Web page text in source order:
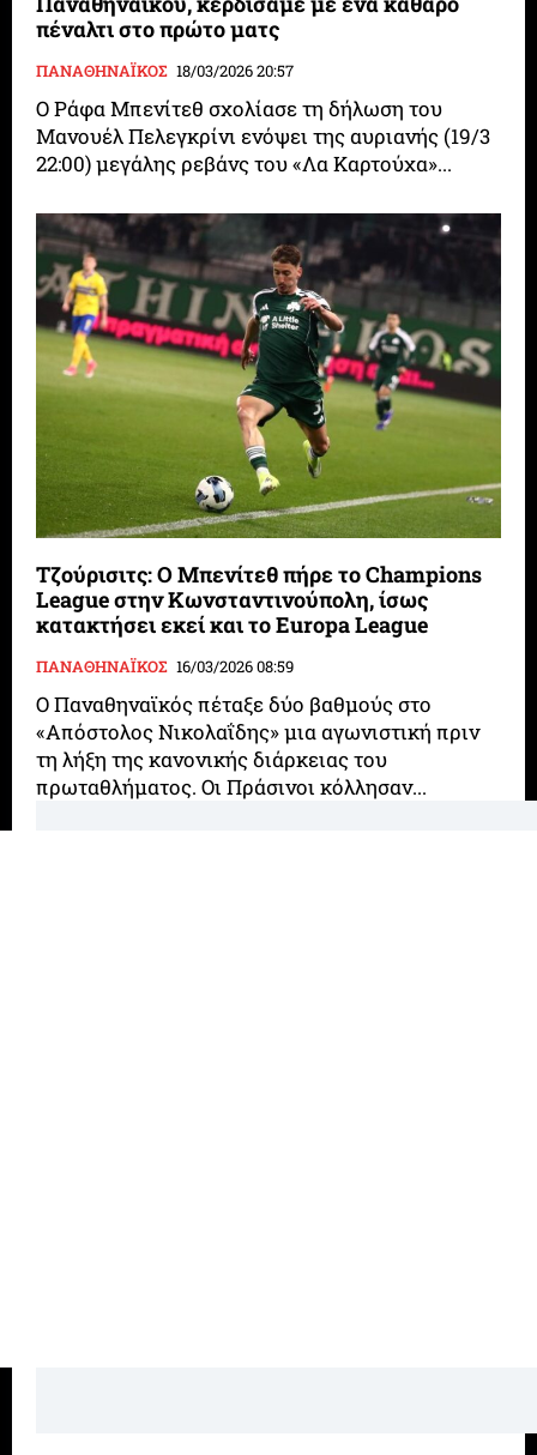
πέναλτι στο πρώτο ματς
ΠΑΝΑΘΗΝΑΪΚΟΣ 18/03/2026 20:57
Ο Ράφα Μπενίτεθ σχολίασε τη δήλωση του
Μανουέλ Πελεγκρίνι ενόψει της αυριανής (19/3
22:00) μεγάλης ρεβάνς του «Λα Καρτούχα»...
Τζούρισιτς: Ο Μπενίτεθ πήρε το Champions
League στην Κωνσταντινούπολη, ίσως
κατακτήσει εκεί και το Europa League
ΠΑΝΑΘΗΝΑΪΚΟΣ 16/03/2026 08:59
Ο Παναθηναϊκός πέταξε δύο βαθμούς στο
«Απόστολος Νικολαΐδης» μια αγωνιστική πριν
τη λήξη της κανονικής διάρκειας του
πρωταθλήματος. Οι Πράσινοι κόλλησαν...